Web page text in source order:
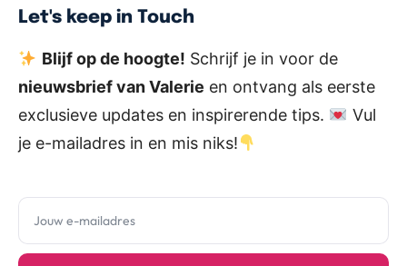
Let's keep in Touch
Blijf op de hoogte! Schrijf je in voor de
nieuwsbrief van Valerie en ontvang als eerste
exclusieve updates en inspirerende tips.
Vul
je e-mailadres in en mis niks!